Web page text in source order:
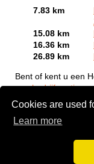
Cookies are used
Learn more
7.83 km
15.08 km
16.36 km
26.89 km
Bent of kent u een
een bedrijf gratis